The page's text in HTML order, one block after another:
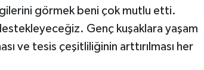
görmek beni çok mutlu etti.
Genç kuşaklara yaşam
ve tesis çeşitliliğinin arttırılması her